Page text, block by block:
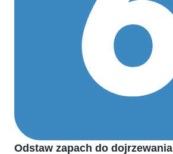
Odstaw zapach do dojrzewania